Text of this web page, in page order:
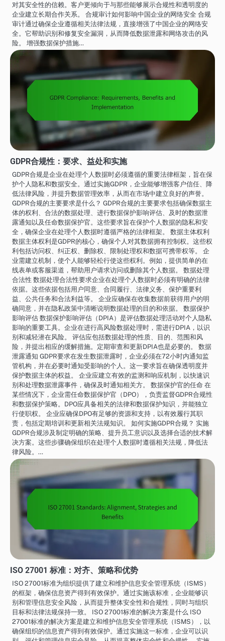
对其安全性的信赖。客户更倾向于与那些能够展示合规性和透明度的
企业建立长期合作关系。 合规审计如何影响中国企业的网络安全 合规
审计通过确保企业遵循相关法律法规，直接增强了中国企业的网络安
全。它帮助识别和修复安全漏洞，从而降低数据泄露和网络攻击的风
险。 增强数据保护措施…
GDPR合规性：要求、益处和实施
GDPR合规是企业在处理个人数据时必须遵循的重要法律框架，旨在保
护个人隐私和数据安全。通过实施GDPR，企业能够增强客户信任、降
低法律风险，并提升数据管理效率，从而在市场中建立良好的声誉。
GDPR合规的主要要求是什么？ GDPR合规的主要要求包括确保数据主
体的权利、合法的数据处理、进行数据保护影响评估、及时的数据泄
露通知以及任命数据保护官。这些要求旨在保护个人数据的隐私和安
全，确保企业在处理个人数据时遵循严格的法律框架。 数据主体权利
数据主体权利是GDPR的核心，确保个人对其数据拥有控制权。这些权
利包括访问权、纠正权、删除权、限制处理权和数据可携带权等。 企
业需建立机制，使个人能够轻松行使这些权利。例如，提供简单的在
线表单或客服渠道，帮助用户请求访问或删除其个人数据。 数据处理
合法性 数据处理合法性要求企业在处理个人数据时必须有明确的法律
依据。这些依据包括用户同意、合同履行、法律义务、保护重要利
益、公共任务和合法利益等。 企业应确保在收集数据前获得用户的明
确同意，并在隐私政策中清晰说明数据处理的目的和依据。 数据保护
影响评估 数据保护影响评估（DPIA）是评估数据处理活动对个人隐私
影响的重要工具。企业在进行高风险数据处理时，需进行DPIA，以识
别和减轻潜在风险。 评估应包括数据处理的性质、目的、范围和风
险，并提出相应的缓解措施。定期审查和更新DPIA也是必要的。 数据
泄露通知 GDPR要求在发生数据泄露时，企业必须在72小时内通知监
管机构，并在必要时通知受影响的个人。这一要求旨在确保透明度并
保护数据主体的权益。 企业应建立有效的监测和响应机制，以快速识
别和处理数据泄露事件，确保及时通知相关方。 数据保护官的任命 在
某些情况下，企业需任命数据保护官（DPO），负责监督GDPR合规性
和数据保护策略。DPO应具备相关的法律和数据保护知识，并能独立
行使职权。 企业应确保DPO有足够的资源和支持，以有效履行其职
责，包括定期培训和更新相关法规知识。 如何实施GDPR合规？ 实施
GDPR合规涉及制定明确的策略、提升员工意识以及选择合适的技术解
决方案。这些步骤确保组织在处理个人数据时遵循相关法规，降低法
律风险。…
ISO 27001 标准：对齐、策略和优势
ISO 27001标准为组织提供了建立和维护信息安全管理系统（ISMS）
的框架，确保信息资产得到有效保护。通过实施该标准，企业能够识
别和管理信息安全风险，从而提升整体安全性和合规性，同时与组织
目标和法律法规保持一致。 ISO 27001标准的解决方案是什么 ISO
27001标准的解决方案是建立和维护信息安全管理系统（ISMS），以
确保组织的信息资产得到有效保护。通过实施这一标准，企业可以识